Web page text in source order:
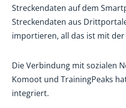
Streckendaten auf dem
Streckendaten aus
importieren, all das ist mit
Die Verbindung mit sozialen
Komoot und TrainingPeaks
integriert.